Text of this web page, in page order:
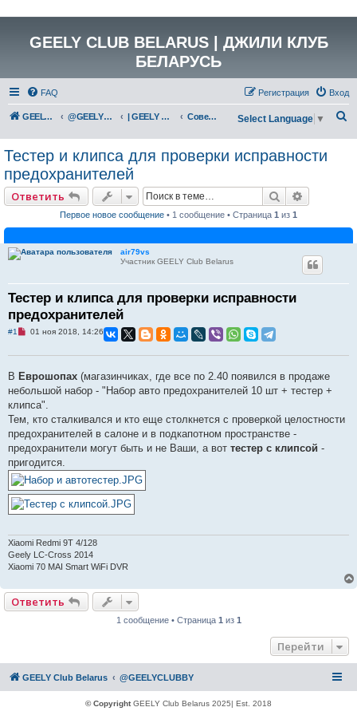
GEELY CLUB BELARUS | ДЖИЛИ КЛУБ
БЕЛАРУСЬ
FAQ Вход
Регистрация
GEELY Club Belarus @GEELYCLUBBY | GEELY CLUB BELARUS Советы бывалых Select Language ▼
Тестер и клипса для проверки исправности
предохранителей
Ответить Поиск
Первое новое сообщение • 1 сообщение • Страница 1 из 1
air79vs
Участник GEELY Club Belarus
Тестер и клипса для проверки исправности
предохранителей
#1
Н
ч
и
а
н
о
е
с
о
о
б
щ
е
н
01 ноя 2018, 14:26
В Еврошопах (магазинчиках, где все по 2.40 появился в продаже
небольшой набор - "Набор авто предохранителей 10 шт + тестер +
клипса".
Тем, кто сталкивался и кто еще столкнется с проверкой целостности
предохранителей в салоне и в подкапотном пространстве -
предохранители могут быть и не Ваши, а вот тестер с клипсой -
пригодится.
Xiaomi Redmi 9Т 4/128
Geely LC-Cross 2014
Xiaomi 70 MAI Smart WiFi DVR
Ответить
1 сообщение • Страница 1 из 1
Перейти
GEELY Club Belarus @GEELYCLUBBY
© CopyrightGEELY Club Belarus 2025| Est. 2018